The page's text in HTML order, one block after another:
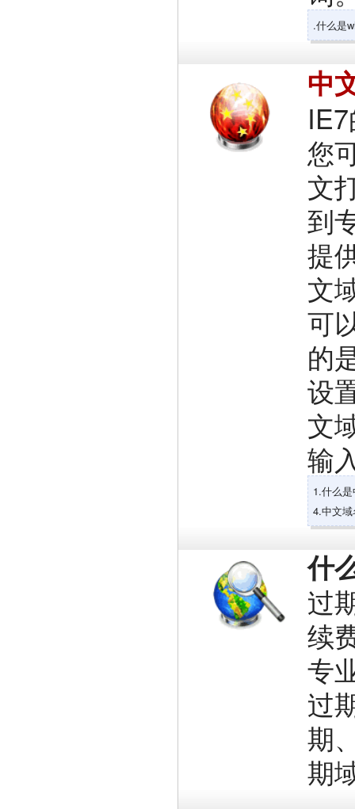
.什么是
中
您
文
到
提
文
可
的
设
文
输
1.什么
4.中文
什
过
续
专
过
期
期